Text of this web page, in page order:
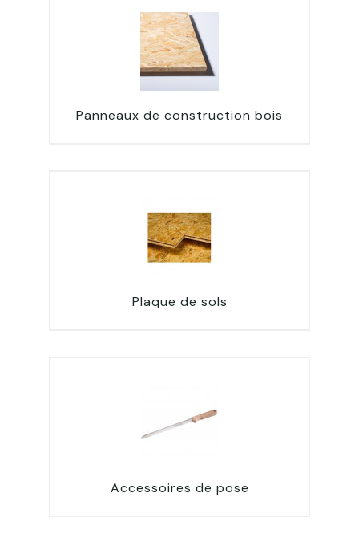
Panneaux de construction bois
Plaque de sols
Accessoires de pose